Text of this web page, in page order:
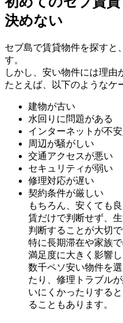
決めない
セブ島で賃貸物件を探すと
す。
しかし、安い物件には理由
たとえば、以下のようなケ
建物が古い
水回りに問題がある
インターネットが不
周辺が騒がしい
交通アクセスが悪い
セキュリティが弱い
修理対応が遅い
契約条件が厳しい
もちろん、安くても
賃だけで判断せず、
判断することが大切で
特に長期滞在や家族
満足度に大きく影響し
数千ペソ安い物件を
たり、修理トラブル
いにくかったりする
ることもあります。